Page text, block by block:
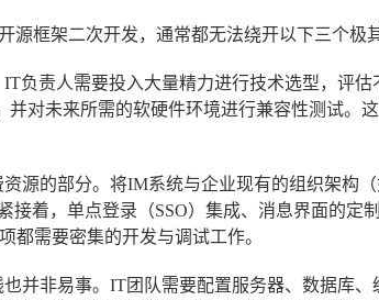
框架二次开发，通常都无法绕开以下三个极
负责人需要投入大量精力进行技术选型，评估
并对未来所需的软硬件环境进行兼容性测试。
源的部分。将IM系统与企业现有的组织架构
接着，单点登录（SSO）集成、消息界面的定
都需要密集的开发与调试工作。
并非易事。IT团队需要配置服务器、数据库、